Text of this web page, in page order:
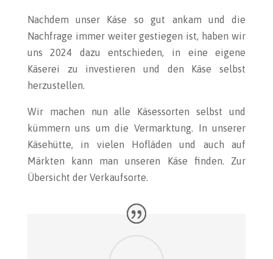
Nachdem unser Käse so gut ankam und die
Nachfrage immer weiter gestiegen ist, haben wir
uns 2024 dazu entschieden, in eine eigene
Käserei zu investieren und den Käse selbst
herzustellen.
Wir machen nun alle Käsessorten selbst und
kümmern uns um die Vermarktung. In unserer
Käsehütte, in vielen Hofläden und auch auf
Märkten kann man unseren Käse finden. Zur
Übersicht der Verkaufsorte.